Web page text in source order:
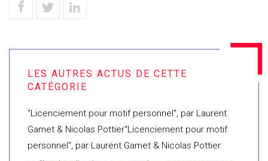
"Licenciement pour motif personnel", par Laurent
Gamet & Nicolas Pottier"Licenciement pour motif
personnel", par Laurent Gamet & Nicolas Pottier